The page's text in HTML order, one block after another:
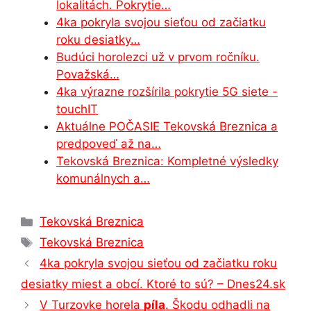
o
o
k
n
g
er
p
p
n
m
lokalitách. Pokrytie…
4ka pokryla svojou sieťou od začiatku
roku desiatky…
Budúci horolezci už v prvom ročníku.
Považská…
4ka výrazne rozšírila pokrytie 5G siete -
touchIT
Aktuálne POČASIE Tekovská Breznica a
predpoveď až na…
Tekovská Breznica: Kompletné výsledky
komunálnych a…
Kategórie
Tekovská Breznica
Značky
Tekovská Breznica
4ka pokryla svojou sieťou od začiatku roku
desiatky miest a obcí. Ktoré to sú? – Dnes24.sk
V Turzovke horela píla. Škodu odhadli na